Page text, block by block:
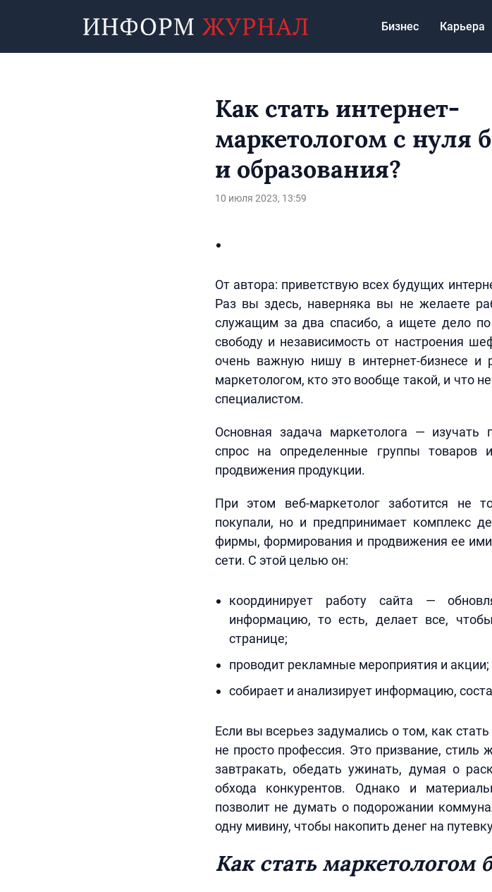
Бизнес Карьера
Как стать интернет-
маркетологом с нуля
и образования?
10 июля 2023, 13:59
От автора: приветствую всех будущих
Раз вы здесь, наверняка вы не желаете
служащим за два спасибо, а ищете дело
свободу и независимость от настроения
очень важную нишу в интернет-бизнесе и
маркетологом, кто это вообще такой, и что
специалистом.
Основная задача маркетолога — изучать
спрос на определенные группы товаров
продвижения продукции.
При этом веб-маркетолог заботится не
покупали, но и предпринимает комплекс
фирмы, формирования и продвижения ее
сети. С этой целью он:
координирует работу сайта —
информацию, то есть, делает все,
странице;
проводит рекламные мероприятия и акции;
собирает и анализирует информацию,
Если вы всерьез задумались о том, как
не просто профессия. Это призвание,
завтракать, обедать ужинать, думая о
обхода конкурентов. Однако и
позволит не думать о подорожании
одну мивину, чтобы накопить денег на
Как стать маркетологом